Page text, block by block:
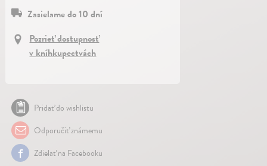
Zasielame do 10 dní
Pozrieť dostupnosť
v kníhkupectvách
Pridať do wishlistu
Odporučiť známemu
Zdielať na Facebooku